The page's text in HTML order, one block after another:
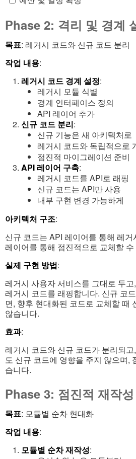
Phase 2: 격리 및 경계
목표: 레거시 코드와 신규 코드 분리
작업 내용:
레거시 코드 경계 설정:
레거시 모듈 식별
경계 인터페이스 정의
API 레이어 추가
신규 코드 분리:
신규 기능은 새 아키텍처로
레거시 코드와 독립적으로
점진적 마이그레이션 준비
API 레이어 구축:
레거시 코드를 API로 래핑
신규 코드는 API만 사용
내부 구현 변경 가능하게
아키텍처 구조:
신규 코드는 API 레이어를 통해 레
레이어를 통해 점진적으로 교체할
실제 구현 방법:
레거시 사용자 서비스를 그대로 두
레거시 코드를 래핑합니다. 신규 코
면, 향후 현대화된 코드로 교체할 때
않습니다.
효과:
레거시 코드와 신규 코드가 분리되
도 신규 코드에 영향을 주지 않으며,
습니다.
Phase 3: 점진적 재작
목표: 모듈별 순차 현대화
작업 내용:
모듈별 순차 재작성: